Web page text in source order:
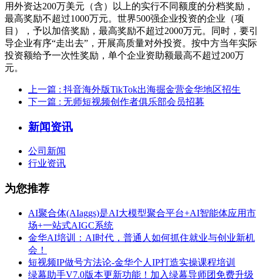
用外资达200万美元（含）以上的实行不同额度的分档奖励，
最高奖励不超过1000万元。世界500强企业投资的企业（项
目），予以加倍奖励，最高奖励不超过2000万元。同时，要引
导企业有序“走出去”，开展高质量对外投资。按中方当年实际
投资额给予一次性奖励，单个企业资助额最高不超过200万
元。
上一篇 : 抖音海外版TikTok出海掘金营金华地区招生
下一篇 : 无师短视频创作者俱乐部会员招募
新闻资讯
公司新闻
行业资讯
为您推荐
AI聚合体(AIaggs)是AI大模型聚合平台+AI智能体应用市
场+一站式AIGC系统
金华AI培训：AI时代，普通人如何抓住就业与创业新机
会！
短视频IP做号方法论-金华个人IP打造实操课程培训
绿幕助手V7.0版本更新功能！加入绿幕导师团免费升级